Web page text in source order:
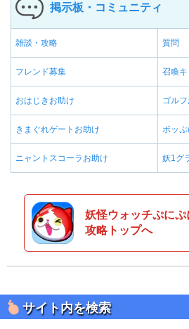
掲示板・コミュニティ
雑談・攻略 質問
フレンド募集 召喚
おはじきお助け ゴル
きまぐれゲートお助け ポッ
ニャントスコーラお助け 妖1グ
妖怪ウォッチぷにぷ
攻略トップへ
サイト内を検索